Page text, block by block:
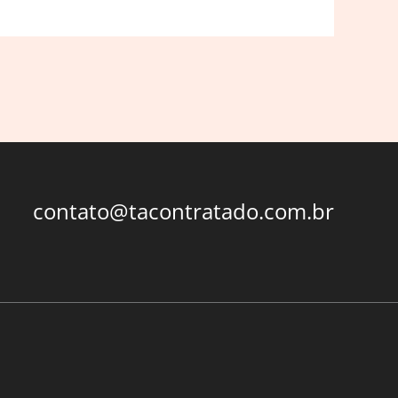
contato@tacontratado.com.br